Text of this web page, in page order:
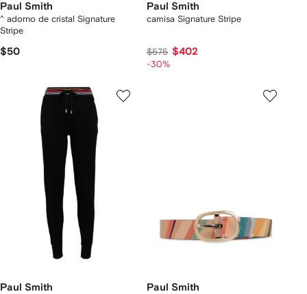
Paul Smith
^ adorno de cristal Signature
Stripe
$50
Paul Smith
camisa Signature Stripe
$575 $402
-30%
Paul Smith Paul Smith